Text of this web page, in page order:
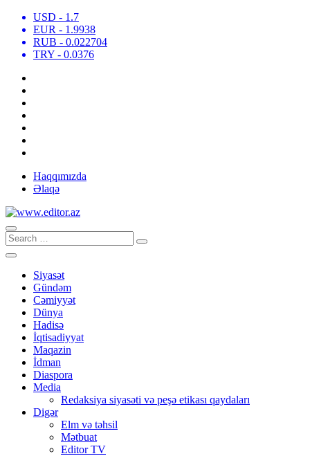
USD - 1.7
EUR - 1.9938
RUB - 0.022704
TRY - 0.0376
Haqqımızda
Əlaqə
Siyasət
Gündəm
Cəmiyyət
Dünya
Hadisə
İqtisadiyyat
Maqazin
İdman
Diaspora
Media
Redaksiya siyasəti və peşə etikası qaydaları
Digər
Elm və təhsil
Mətbuat
Editor TV